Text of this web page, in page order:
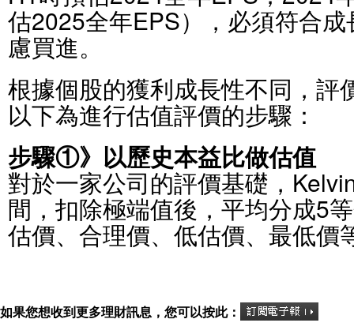
估2025全年EPS），必須符合
慮買進。
根據個股的獲利成長性不同，評
以下為進行估值評價的步驟：
步驟①》以歷史本益比做估值
對於一家公司的評價基礎，
間，扣除極端值後，平均分成5
估價、合理價、低估價、最低價
如果您想收到更多理財訊息，您可以按此：